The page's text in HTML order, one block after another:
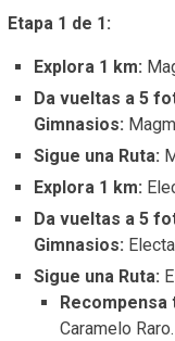
Etapa 1 de 1:
Explora 1 km:
Da vueltas a 5
Gimnasios:
Sigue una Ruta:
Explora 1 km:
Da vueltas a 5
Gimnasios:
Sigue una Ruta:
Recompensa
Caramelo Raro.